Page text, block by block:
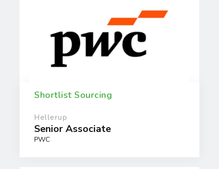
Shortlist Sourcing
Senior Associate
PWC
Hellerup